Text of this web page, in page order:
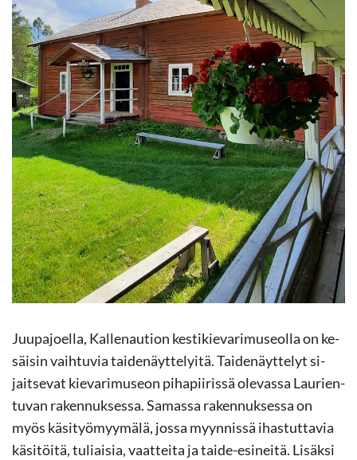
Juu­pa­joel­la, Kal­le­nau­tion kes­ti­kie­va­ri­museol­la on ke­
säi­sin vaih­tu­via tai­de­näyt­te­lyi­tä. Tai­de­näyt­te­lyt si­
jait­se­vat kie­va­ri­museon pi­ha­pii­ris­sä ole­vas­sa Lau­rien­
tu­van ra­ken­nuk­ses­sa. Sa­mas­sa ra­ken­nuk­ses­sa on
myös kä­si­työ­myy­mä­lä, jossa myyn­nis­sä ihas­tut­ta­via
kä­si­töi­tä, tu­liai­sia, vaat­tei­ta ja taide-​esineitä. Li­säk­si